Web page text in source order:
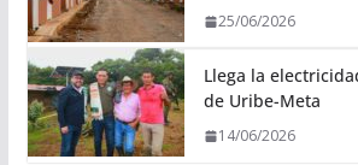
25/06/2026
Llega la
de Uribe-Meta
14/06/2026